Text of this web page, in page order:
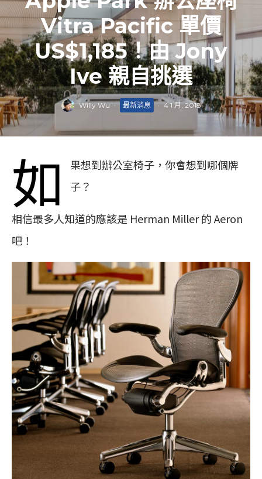
Vitra Pacific 單價
US$1,185！由 Jony
Ive 親自挑選
Willy Wu · 最新消息 · 4 1 月, 2018
如
果想到辦公室椅子，你會想到哪個牌
子？
相信最多人知道的應該是 Herman Miller 的 Aeron
吧！